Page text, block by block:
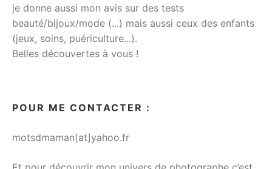
je donne aussi mon avis sur des tests
beauté/bijoux/mode (...) mais aussi ceux des enfants
(jeux, soins, puériculture...).
Belles découvertes à vous !
POUR ME CONTACTER :
motsdmaman[at]yahoo.fr